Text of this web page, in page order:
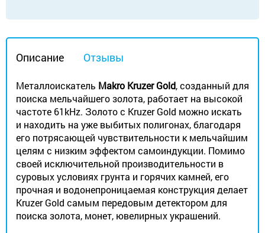
Описание Отзывы
Металлоискатель Makro Kruzer Gold, созданный для
поиска мельчайшего золота, работает на высокой
частоте 61kHz. Золото с Kruzer Gold можно искать
и находить на уже выбитых полигонах, благодаря
его потрясающей чувствительности к мельчайшим
целям с низким эффектом самоиндукции. Помимо
своей исключительной производительности в
суровых условиях грунта и горячих камней, его
прочная и водонепроницаемая конструкция делает
Kruzer Gold самым передовым детектором для
поиска золота, монет, ювелирных украшений.